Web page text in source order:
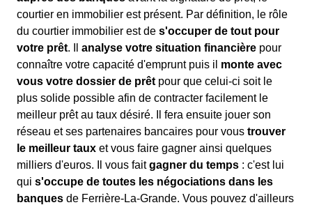
courtier en immobilier est présent. Par définition, le rôle
du courtier immobilier est de s'occuper de tout pour
votre prêt. Il analyse votre situation financière pour
connaître votre capacité d'emprunt puis il monte avec
vous votre dossier de prêt pour que celui-ci soit le
plus solide possible afin de contracter facilement le
meilleur prêt au taux désiré. Il fera ensuite jouer son
réseau et ses partenaires bancaires pour vous trouver
le meilleur taux et vous faire gagner ainsi quelques
milliers d'euros. Il vous faitgagner du temps : c'est lui
qui s'occupe de toutes les négociations dans les
banques de Ferrière-La-Grande. Vous pouvez d'ailleurs